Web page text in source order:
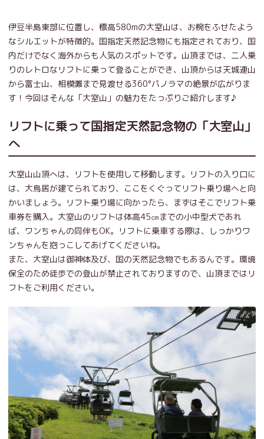
伊豆半島東部に位置し、標高580mの大室山は、お椀をふせたよう
なシルエットが特徴的。国指定天然記念物にも指定されており、国
内だけでなく海外からも人気のスポットです。山頂までは、二人乗
りのレトロなリフトに乗って登ることができ、山頂からは天城連山
から富士山、相模灘まで見渡せる360°パノラマの絶景が広がりま
す！今回はそんな「大室山」の魅力をたっぷりご紹介します♪
リフトに乗って国指定天然記念物の「大室山」
へ
大室山山頂へは、リフトを使用して移動します。リフトの入り口に
は、大鳥居が建てられており、ここをくぐってリフト乗り場へと向
かいましょう。リフト乗り場に向かったら、まずはそこでリフト乗
車券を購入。大室山のリフトは体高45㎝までの小中型犬であれ
ば、ワンちゃんの同伴もOK。リフトに乗車する際は、しっかりワ
ンちゃんを抱っこしてあげてくださいね。
また、大室山は御神体及び、国の天然記念物でもあるんです。環境
保全のため徒歩での登山が禁止されておりますので、山頂まではリ
フトをご利用ください。